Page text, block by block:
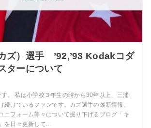
ズ）選手 ’92,’93 Kodakコダ
ターについて
。 私は小学校３年生の時から30年以上、三浦
続けているファンです。カズ選手の最新情報、
ニフォーム等々について掘り下げるブログ「キ
を日々更新して...